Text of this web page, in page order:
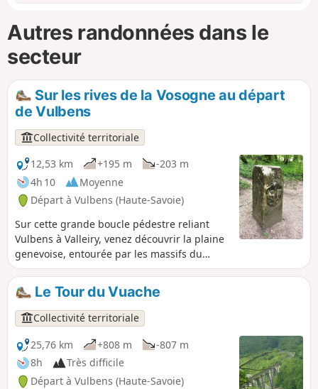
Autres randonnées dans le
secteur
Sur les rives de la Vosogne au départ
de Vulbens
Collectivité territoriale
12,53 km
+195 m
-203 m
4h 10
Moyenne
Départ à Vulbens (Haute-Savoie)
Sur cette grande boucle pédestre reliant
Vulbens à Valleiry, venez découvrir la plaine
genevoise, entourée par les massifs du
Vuache et du Salève et par la Haute-Chaîne
du Jura. Puis, le long de la Vosogne, petit
affluent du Rhône, profitez des sentiers
forestiers qui longent la frontière franco-
suisse, jadis utilisés par les douaniers.
Patrimoine historique (bornes frontières
notamment) et mobilier d’interprétation
jalonnent votre promenade.
Le Tour du Vuache
Collectivité territoriale
25,76 km
+808 m
-807 m
8h
Très difficile
Départ à Vulbens (Haute-Savoie)